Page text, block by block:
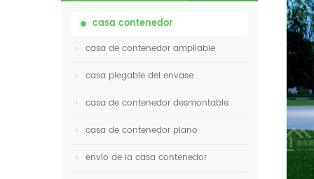
casa contenedor
casa de contenedor ampliable
casa plegable del envase
casa de contenedor desmontable
casa de contenedor plano
envío de la casa contenedor